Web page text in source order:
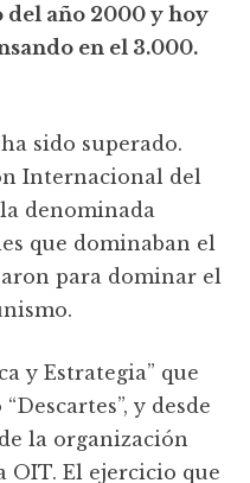
año 2000 y hoy
en el 3.000.
sido superado.
Internacional del
denominada
que dominaban el
para dominar el
y Estrategia” que
y desde
la organización
OIT. El ejercicio que